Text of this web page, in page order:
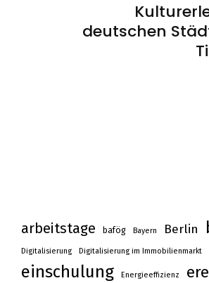
deutschen
arbeitstage bafög Bayern Berlin
Digitalisierung Digitalisierung im Immobilienmarkt
einschulung Energieeffizienz